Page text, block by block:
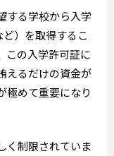
する学校から入学
）を取得するこ
この入学許可証に
えるだけの資金が
極めて重要になり
く制限されていま